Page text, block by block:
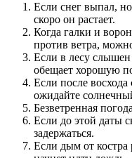
Если снег выпал,
скоро он растает.
Когда галки и
против ветра,
Если в лесу слышен
обещает хорошую
Если после восхода
ожидайте
Безветренная
Если до этой даты
задержаться.
Если дым от костра